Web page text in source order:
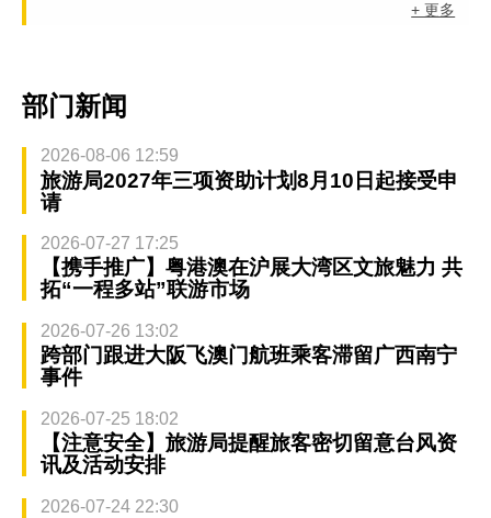
+ 更多
部门新闻
2026-08-06 12:59
旅游局2027年三项资助计划8月10日起接受申
请
2026-07-27 17:25
【携手推广】粤港澳在沪展大湾区文旅魅力 共
拓“一程多站”联游市场
2026-07-26 13:02
跨部门跟进大阪飞澳门航班乘客滞留广西南宁
事件
2026-07-25 18:02
【注意安全】旅游局提醒旅客密切留意台风资
讯及活动安排
2026-07-24 22:30